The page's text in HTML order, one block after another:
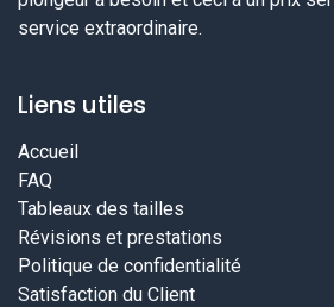
service extraordinaire.
Liens utiles
Accueil
FAQ
Tableaux des tailles
Révisions et prestations
Politique de confidentialité
Satisfaction du Client